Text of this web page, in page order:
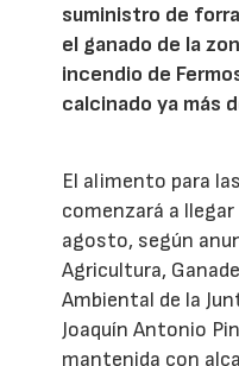
suministro de
el ganado de la
incendio de
calcinado ya más
El alimento para
comenzará a
agosto, según
Agricultura,
Ambiental de la
Joaquín Antonio
mantenida con